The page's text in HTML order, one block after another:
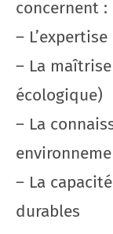
concernent :
–
– La
écologique)
– La
– La
durables